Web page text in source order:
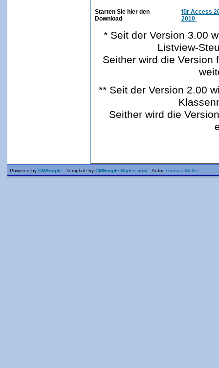
Starten Sie hier den
Download
für Access
2010
* Seit der Version 3.00
Listview-
Seither wird die Version
** Seit der Version 2.00
Seither wird die
Powered by CMSimple - Template by CMSimple-Styles.com - Autor:Thomas Möller